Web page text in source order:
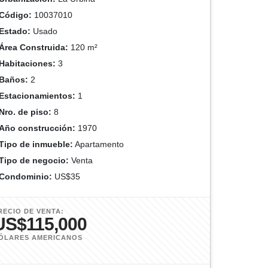
10037010
Usado
Construida: 120 m²
3
2
1
de piso: 8
construcción: 1970
de inmueble: Apartamento
de negocio: Venta
US$35
DE VENTA:
AMERICANOS